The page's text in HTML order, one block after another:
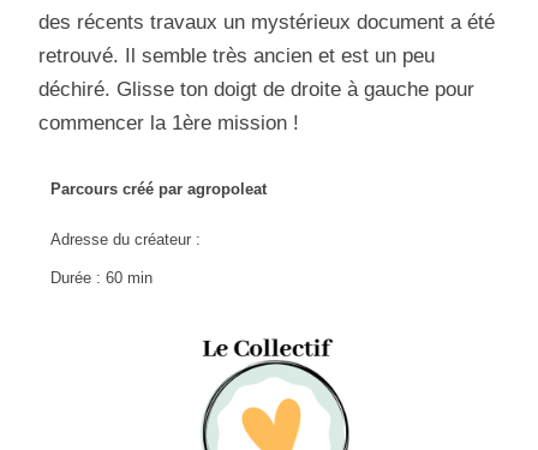
des récents travaux un mystérieux document a été
retrouvé. Il semble très ancien et est un peu
déchiré. Glisse ton doigt de droite à gauche pour
commencer la 1ère mission !
Parcours créé par agropoleat
Adresse du créateur :
Durée : 60 min